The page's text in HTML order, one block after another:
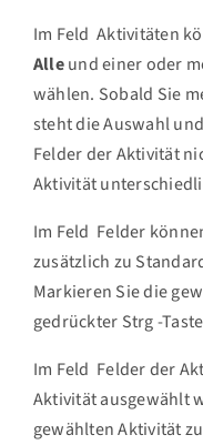
Im FeldAktivitäten
Alleund einer oder
wählen. Sobald Sie
steht die Auswahl
Felder der Aktivität
Aktivität
Im Feld Felder
zusätzlich zu
Markieren Sie die
gedrückter Strg-
Im Feld Felder der
Aktivität ausgewählt
gewählten Aktivität